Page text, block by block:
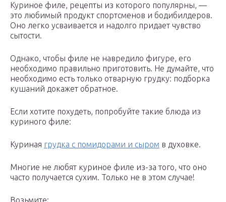
Куриное филе, рецепты из которого популярны, —
это любимый продукт спортсменов и бодибилдеров.
Оно легко усваивается и надолго придает чувство
сытости.
Однако, чтобы филе не навредило фигуре, его
необходимо правильно приготовить. Не думайте, что
необходимо есть только отварную грудку: подборка
кушаний докажет обратное.
Если хотите похудеть, попробуйте такие блюда из
куриного филе:
Куриная грудка с помидорами и сыром в духовке.
Многие не любят куриное филе из-за того, что оно
часто получается сухим. Только не в этом случае!
Возьмите: